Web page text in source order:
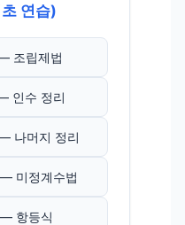
연습)
조립제법
인수 정리
나머지 정리
미정계수법
항등식